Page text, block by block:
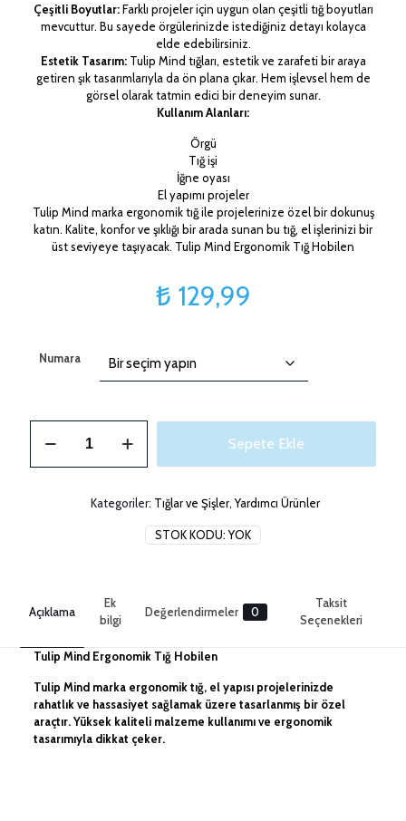
Çeşitli Boyutlar:Farklı projeler için uygun olan çeşitli tığ boyutları
mevcuttur. Bu sayede örgülerinizde istediğiniz detayı kolayca
elde edebilirsiniz.
Estetik Tasarım:Tulip Mind tığları, estetik ve zarafeti bir araya
getiren şık tasarımlarıyla da ön plana çıkar. Hem işlevsel hem de
görsel olarak tatmin edici bir deneyim sunar.
Kullanım Alanları:
Örgü
Tığ işi
İğne oyası
El yapımı projeler
Tulip Mind marka ergonomik tığ ile projelerinize özel bir dokunuş
katın. Kalite, konfor ve şıklığı bir arada sunan bu tığ, el işlerinizi bir
üst seviyeye taşıyacak. Tulip Mind Ergonomik Tığ Hobilen
₺ 129,99
Numara
Mind
Sepete Ekle
STOK KODU:YOK
Kategoriler: Tığlar ve Şişler,Yardımcı Ürünler
Açıklama
Ek
bilgi
Değerlendirmeler 0
Taksit
Seçenekleri
Tulip Mind Ergonomik Tığ Hobilen
Tulip Mind marka ergonomik tığ, el yapısı projelerinizde
rahatlık ve hassasiyet sağlamak üzere tasarlanmış bir özel
araçtır. Yüksek kaliteli malzeme kullanımı ve ergonomik
tasarımıyla dikkat çeker.